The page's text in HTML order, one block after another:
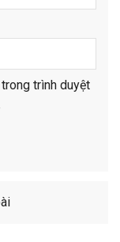
trình duyệt